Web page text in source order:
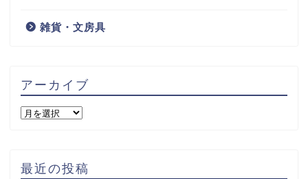
雑貨・文房具
アーカイブ
最近の投稿